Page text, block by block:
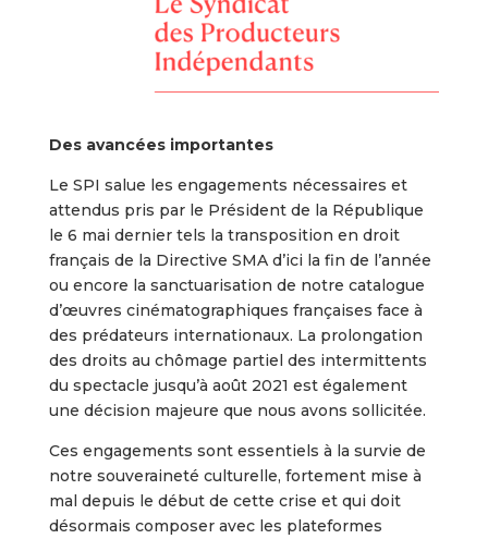
Des avancées importantes
Le SPI salue les engagements nécessaires et
attendus pris par le Président de la République
le 6 mai dernier tels la transposition en droit
français de la Directive SMA d’ici la fin de l’année
ou encore la sanctuarisation de notre catalogue
d’œuvres cinématographiques françaises face à
des prédateurs internationaux. La prolongation
des droits au chômage partiel des intermittents
du spectacle jusqu’à août 2021 est également
une décision majeure que nous avons sollicitée.
Ces engagements sont essentiels à la survie de
notre souveraineté culturelle, fortement mise à
mal depuis le début de cette crise et qui doit
désormais composer avec les plateformes